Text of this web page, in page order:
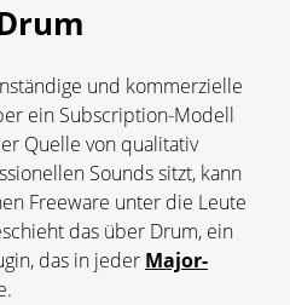
und kommerzielle
ein Subscription-Modell
Quelle von qualitativ
Sounds sitzt, kann
Freeware unter die Leute
das über Drum, ein
das in jeder Major-